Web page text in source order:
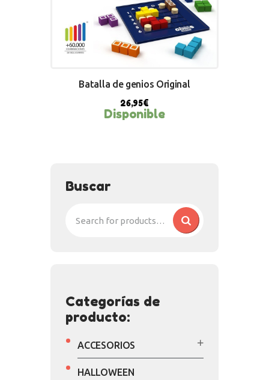
Batalla de genios Original
26,95€
Disponible
Buscar
Categorías de
producto:
ACCESORIOS
HALLOWEEN